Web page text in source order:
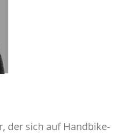
der sich auf Handbike-